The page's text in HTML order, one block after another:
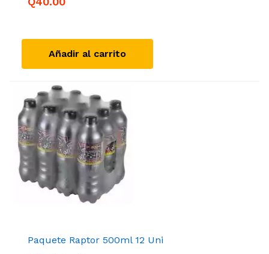
Añadir al carrito
Paquete Raptor 500ml 12 Uni